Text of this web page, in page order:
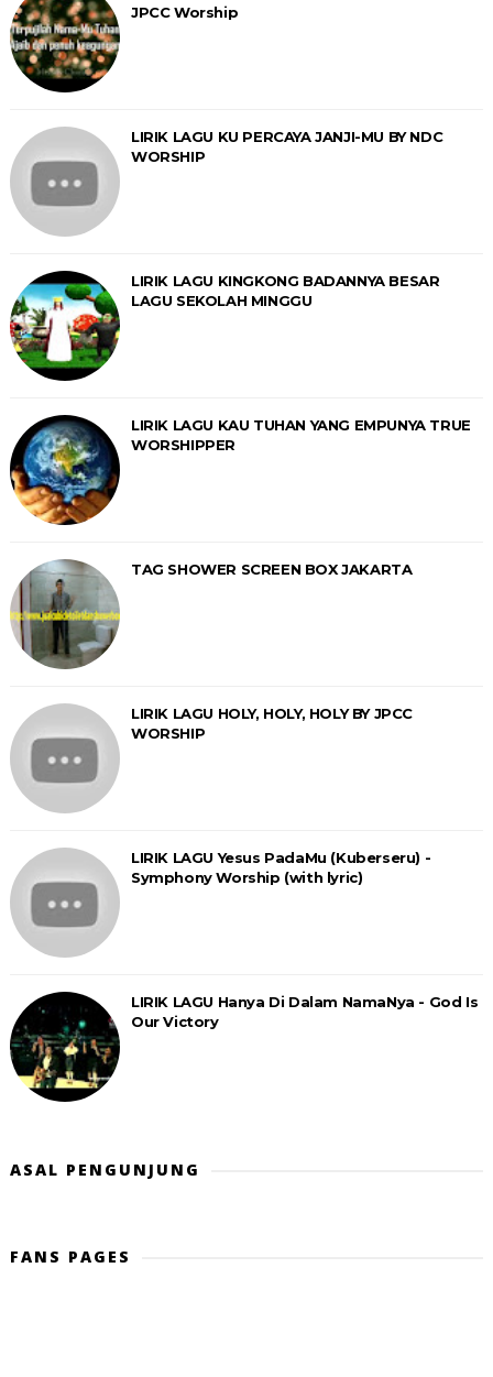
JPCC Worship
LIRIK LAGU KU PERCAYA JANJI-MU BY NDC
WORSHIP
LIRIK LAGU KINGKONG BADANNYA BESAR
LAGU SEKOLAH MINGGU
LIRIK LAGU KAU TUHAN YANG EMPUNYA TRUE
WORSHIPPER
TAG SHOWER SCREEN BOX JAKARTA
LIRIK LAGU HOLY, HOLY, HOLY BY JPCC
WORSHIP
LIRIK LAGU Yesus PadaMu (Kuberseru) -
Symphony Worship (with lyric)
LIRIK LAGU Hanya Di Dalam NamaNya - God Is
Our Victory
ASAL PENGUNJUNG
FANS PAGES